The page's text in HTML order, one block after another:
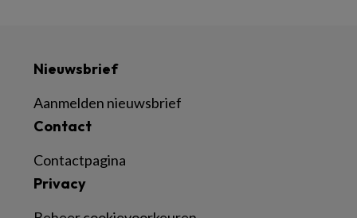
Nieuwsbrief
Aanmelden nieuwsbrief
Contact
Contactpagina
Privacy